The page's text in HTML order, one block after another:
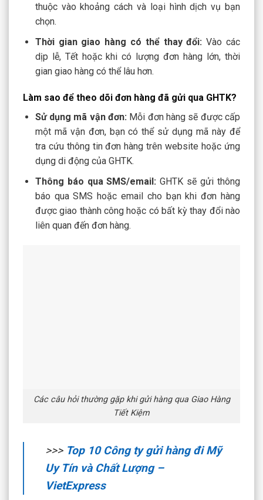
thuộc vào khoảng cách và loại hình dịch vụ bạn
chọn.
Thời gian giao hàng có thể thay đổi: Vào các
dịp lễ, Tết hoặc khi có lượng đơn hàng lớn, thời
gian giao hàng có thể lâu hơn.
Làm sao để theo dõi đơn hàng đã gửi qua GHTK?
Sử dụng mã vận đơn: Mỗi đơn hàng sẽ được cấp
một mã vận đơn, bạn có thể sử dụng mã này để
tra cứu thông tin đơn hàng trên website hoặc ứng
dụng di động của GHTK.
Thông báo qua SMS/email: GHTK sẽ gửi thông
báo qua SMS hoặc email cho bạn khi đơn hàng
được giao thành công hoặc có bất kỳ thay đổi nào
liên quan đến đơn hàng.
Các câu hỏi thường gặp khi gửi hàng qua Giao Hàng
Tiết Kiệm
>>> Top 10 Công ty gửi hàng đi Mỹ
Uy Tín và Chất Lượng –
VietExpress